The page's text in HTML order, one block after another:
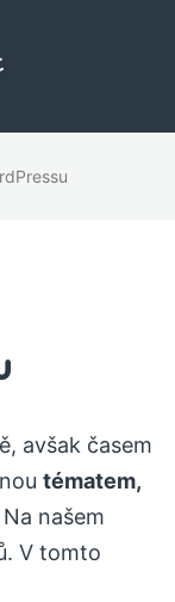
avšak časem
tématem,
Na našem
V tomto